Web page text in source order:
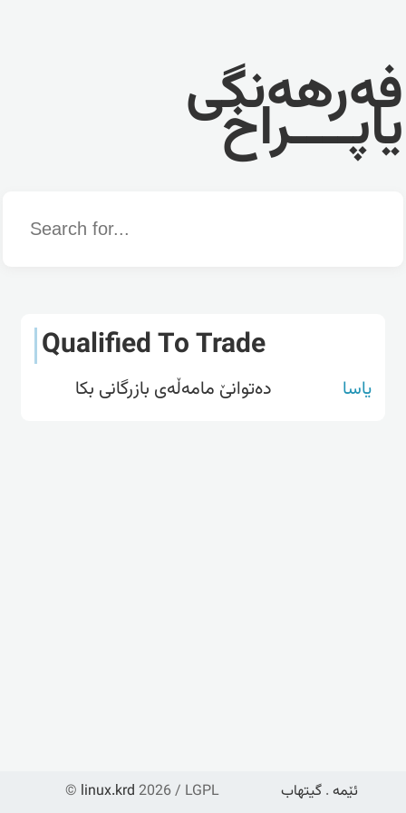
فەرهەنگی
یاپــــراخ
Word
Qualified To Trade
یاسا دەتوانێ مامەڵەی بازرگانی بکا
© linux.krd 2026 / LGPL ئێمە . گیتهاب